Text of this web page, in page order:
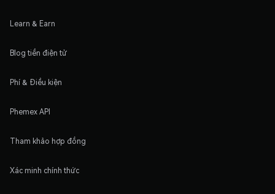
Learn & Earn
Blog tiền điện tử
Phí & Điều kiện
Phemex API
Tham khảo hợp đồng
Xác minh chính thức